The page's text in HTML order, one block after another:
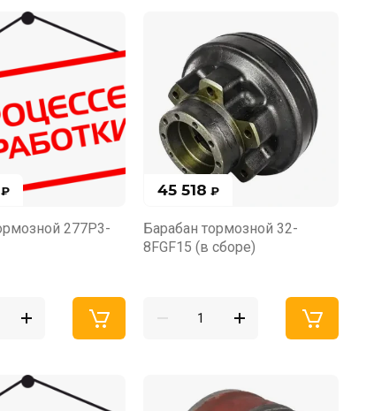
₽
277P3-
45 518 ₽
Барабан тормозной 32-
8FGF15 (в сборе)